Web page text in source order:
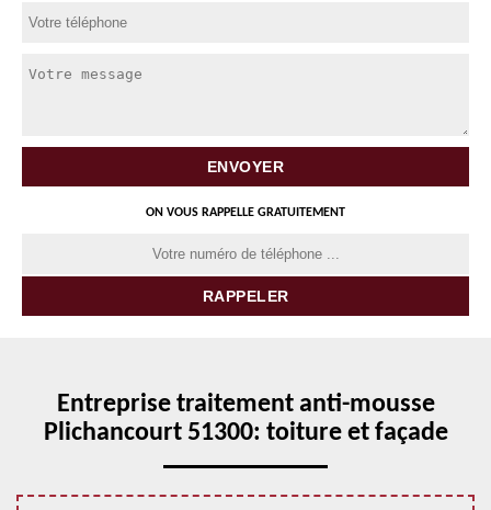
ON VOUS RAPPELLE GRATUITEMENT
Entreprise traitement anti-mousse
Plichancourt 51300: toiture et façade